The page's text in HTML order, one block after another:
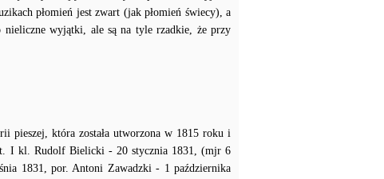
płomień jest zwart (jak płomień świecy), a
nieliczne wyjątki, ale są na tyle rzadkie, że przy
pieszej, która została utworzona w 1815 roku i
I kl. Rudolf Bielicki - 20 stycznia 1831, (mjr 6
1831, por. Antoni Zawadzki - 1 października